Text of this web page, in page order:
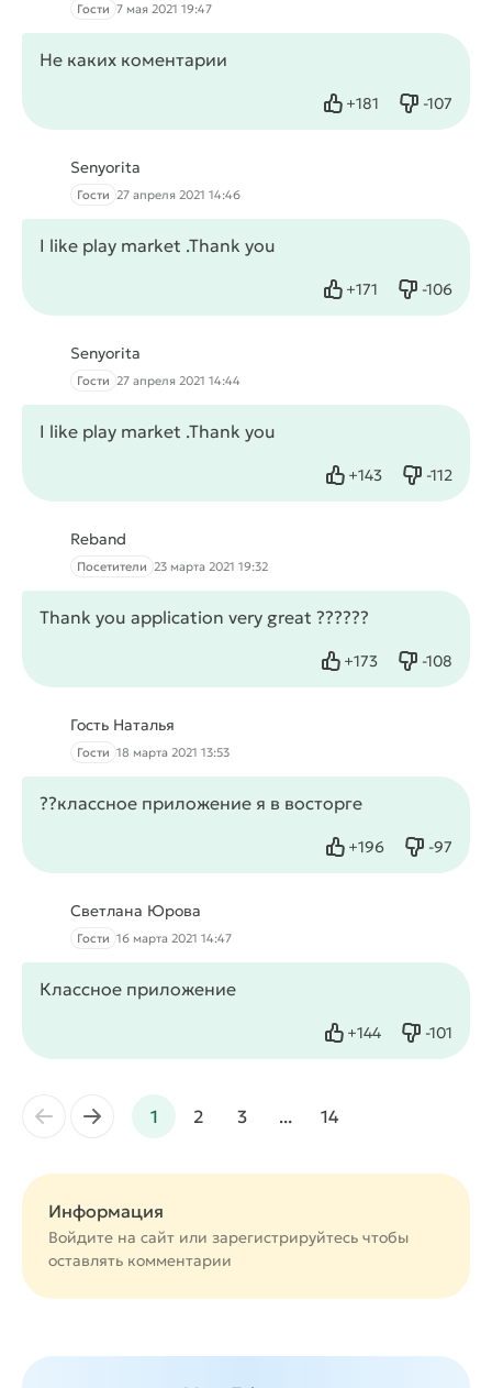
Гости 7 мая 2021 19:47
Не каких коментарии
+181
Нравится -107
Не
Senyorita
Гости 27 апреля 2021 14:46
I like play market .Thank you
+171
Нравится -106
Не
Senyorita
Гости 27 апреля 2021 14:44
I like play market .Thank you
+143
Нравится -112
Не
Reband
Посетители 23 марта 2021 19:32
Thank you application very great ??????
+173
Нравится -108
Не
Гость Наталья
Гости 18 марта 2021 13:53
??классное приложение я в восторге
+196
Нравится -97
Не
Светлана Юрова
Гости 16 марта 2021 14:47
Классное приложение
+144
Нравится -101
Не
← → 1 2 3 ... 14
Информация
Войдите на сайт или зарегистрируйтесь чтобы
оставлять комментарии